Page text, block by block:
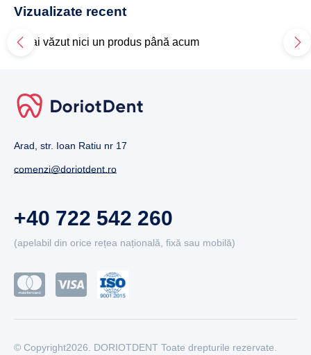
Vizualizate recent
Nu ai văzut nici un produs până acum
Arad, str. Ioan Ratiu nr 17
comenzi@doriotdent.ro
+40 722 542 260
(apelabil din orice rețea națională, fixă sau mobilă)
© Copyright2026. DORIOTDENT Toate drepturile rezervate.